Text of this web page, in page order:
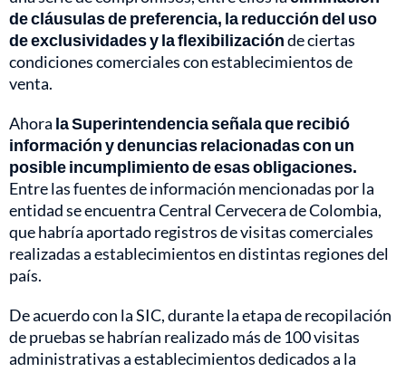
de cláusulas de preferencia, la reducción del uso
de exclusividades y la flexibilizaciónde ciertas
condiciones comerciales con establecimientos de
venta.
Ahora la Superintendencia señala que recibió
información y denuncias relacionadas con un
posible incumplimiento de esas obligaciones.
Entre las fuentes de información mencionadas por la
entidad se encuentra Central Cervecera de Colombia,
que habría aportado registros de visitas comerciales
realizadas a establecimientos en distintas regiones del
país.
De acuerdo con la SIC, durante la etapa de recopilación
de pruebas se habrían realizado más de 100 visitas
administrativas a establecimientos dedicados a la